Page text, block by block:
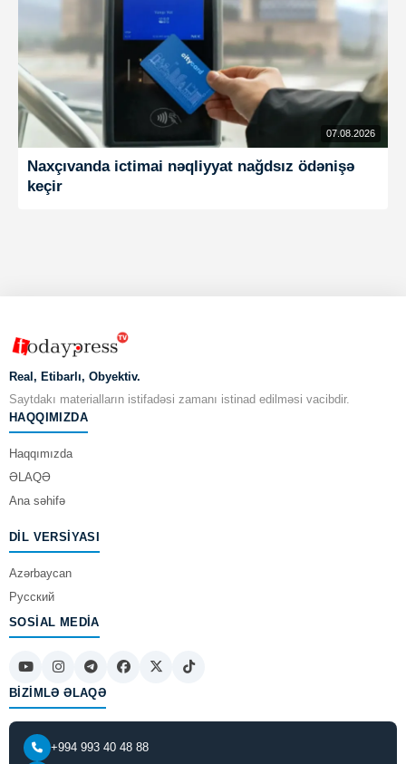
07.08.2026
Naxçıvanda ictimai nəqliyyat nağdsız ödənişə
keçir
Real, Etibarlı, Obyektiv.
Saytdakı materialların istifadəsi zamanı istinad edilməsi vacibdir.
HAQQIMIZDA
Haqqımızda
ƏLAQƏ
Ana səhifə
DIL VERSIYASI
Azərbaycan
Русский
SOSIAL MEDIA
BIZIMLƏ ƏLAQƏ
+994 993 40 48 88